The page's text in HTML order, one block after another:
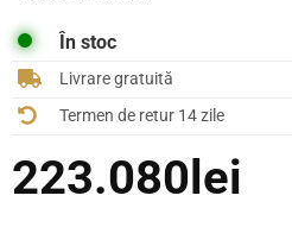
În stoc
Livrare gratuită
Termen de retur 14 zile
223.080 lei